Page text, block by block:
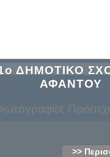
ΔΗΜΟΤΙΚΟ
ΑΦΑΝΤΟΥ
>>